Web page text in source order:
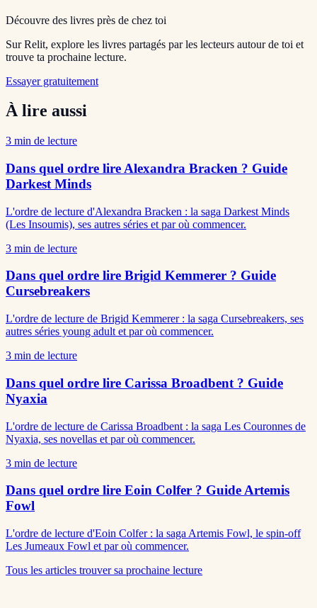
Découvre des livres près de chez toi
Sur Relit, explore les livres partagés par les lecteurs autour de toi et
trouve ta prochaine lecture.
Essayer gratuitement
À lire aussi
3 min de lecture
Dans quel ordre lire Alexandra Bracken ? Guide
Darkest Minds
L'ordre de lecture d'Alexandra Bracken : la saga Darkest Minds
(Les Insoumis), ses autres séries et par où commencer.
3 min de lecture
Dans quel ordre lire Brigid Kemmerer ? Guide
Cursebreakers
L'ordre de lecture de Brigid Kemmerer : la saga Cursebreakers, ses
autres séries young adult et par où commencer.
3 min de lecture
Dans quel ordre lire Carissa Broadbent ? Guide
Nyaxia
L'ordre de lecture de Carissa Broadbent : la saga Les Couronnes de
Nyaxia, ses novellas et par où commencer.
3 min de lecture
Dans quel ordre lire Eoin Colfer ? Guide Artemis
Fowl
L'ordre de lecture d'Eoin Colfer : la saga Artemis Fowl, le spin-off
Les Jumeaux Fowl et par où commencer.
Tous les articles trouver sa prochaine lecture